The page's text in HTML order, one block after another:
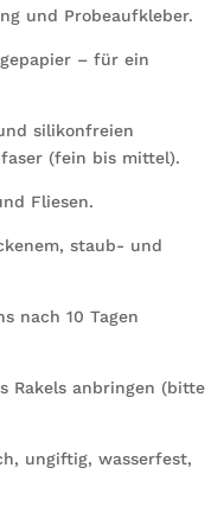
und Probeaufkleber.
– für ein
silikonfreien
(fein bis mittel).
Fliesen.
staub- und
nach 10 Tagen
Rakels anbringen (bitte
ungiftig, wasserfest,